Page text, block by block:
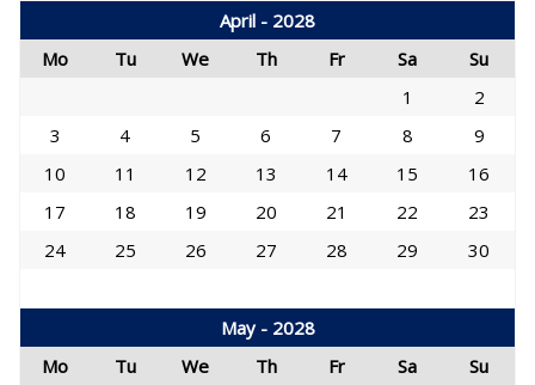
April - 2028
Mo
Tu We Th Fr Sa
Su
1
2
3
4 5 6 7 8
9
10
11 12 13 14 15
16
17
18 19 20 21 22
23
24
25 26 27 28 29 30
May - 2028
Mo
Tu We Th Fr Sa
Su